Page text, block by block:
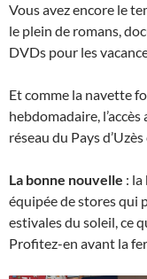
Vous avez encore le
le plein de romans,
DVDs pour les
Et comme la navette
hebdomadaire,
réseau du Pays
La bonne nouvelle :
équipée de stores qui
estivales du soleil, ce
Profitez-en avant la